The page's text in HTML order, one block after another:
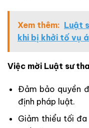
Xem thêm: Luật
khi bị khởi tố vụ
Việc mời Luật sư
Đảm bảo quyền
định pháp luật.
Giảm thiểu tối